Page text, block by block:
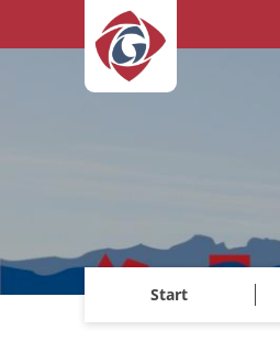
Zum Inhalt springen
Start